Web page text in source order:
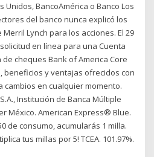
Unidos, BancoAmérica o Banco Los
del banco nunca explicó los
Lynch para los acciones.​ El 29
en línea para una Cuenta
cheques Bank of America Core
beneficios y ventajas ofrecidos con
cambios en cualquier momento.
Institución de Banca Múltiple
México. American Express® Blue.
de consumo, acumularás 1 milla.
tus millas por 5! TCEA. 101.97%.